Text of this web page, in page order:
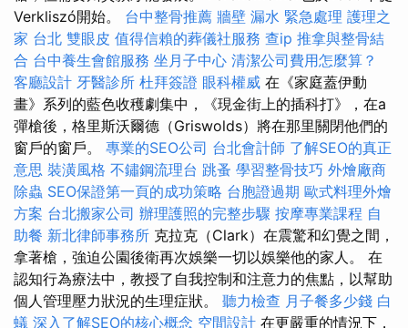
Verkliszó開始。 台中整骨推薦 牆壁 漏水 緊急處理 護理之
家 台北 雙眼皮 值得信賴的葬儀社服務 查ip 推拿與整骨結
合 台中養生會館服務 坐月子中心 清潔公司費用怎麼算？
客廳設計 牙醫診所 杜拜簽證 眼科權威 在《家庭蓋伊動
畫》系列的藍色收穫劇集中，《現金街上的插科打》，在a
彈槍後，格里斯沃爾德（Griswolds）將在那里關閉他們的
窗戶的窗戶。 專業的SEO公司 台北會計師 了解SEO的真正
意思 裝潢風格 不鏽鋼流理台 跳蚤 學習整骨技巧 外燴廠商
除蟲 SEO保證第一頁的成功策略 台胞證過期 歐式料理外燴
方案 台北搬家公司 辦理護照的完整步驟 按摩專業課程 自
助餐 新北律師事務所 克拉克（Clark）在震驚和幻覺之間，
拿著槍，強迫公園後衛再次娛樂一切以娛樂他的家人。 在
認知行為療法中，教授了自我控制和注意力的焦點，以幫助
個人管理壓力狀況的生理症狀。 聽力檢查 月子餐多少錢 白
蟻 深入了解SEO的核心概念 空間設計 在更嚴重的情況下，